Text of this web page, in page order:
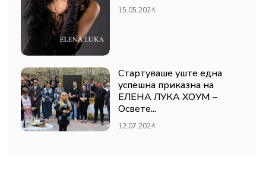
15.05.2024
Стартуваше уште една
успешна приказна на
ЕЛЕНА ЛУКА ХОУМ –
Освете...
12.07.2024